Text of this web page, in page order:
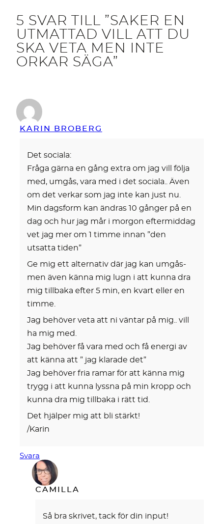
5 SVAR TILL ”SAKER EN
UTMATTAD VILL ATT DU
SKA VETA MEN INTE
ORKAR SÄGA”
KARIN BROBERG
Det sociala:
Fråga gärna en gång extra om jag vill följa
med, umgås, vara med i det sociala.. Även
om det verkar som jag inte kan just nu.
Min dagsform kan ändras 10 gånger på en
dag och hur jag mår i morgon eftermiddag
vet jag mer om 1 timme innan ”den
utsatta tiden”
Ge mig ett alternativ där jag kan umgås-
men även känna mig lugn i att kunna dra
mig tillbaka efter 5 min, en kvart eller en
timme.
Jag behöver veta att ni väntar på mig.. vill
ha mig med.
Jag behöver få vara med och få energi av
att känna att ” jag klarade det”
Jag behöver fria ramar för att känna mig
trygg i att kunna lyssna på min kropp och
kunna dra mig tillbaka i rätt tid.
Det hjälper mig att bli stärkt!
/Karin
Svara
CAMILLA
Så bra skrivet, tack för din input!